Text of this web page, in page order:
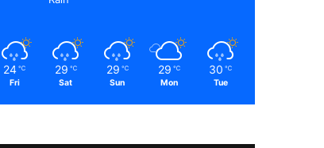
24 ℃
Fri
29 ℃
Sat
29 ℃
Sun
29 ℃
Mon
30 ℃
Tue